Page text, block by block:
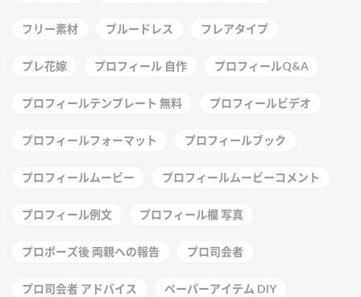
フリー素材 ブルードレス フレアタイプ
プレ花嫁 プロフィール 自作 プロフィールQ&A
プロフィールテンプレート 無料 プロフィールビデオ
プロフィールフォーマット プロフィールブック
プロフィールムービー プロフィールムービーコメント
プロフィール例文 プロフィール欄 写真
プロポーズ後 両親への報告 プロ司会者
プロ司会者 アドバイス ペーパーアイテム DIY